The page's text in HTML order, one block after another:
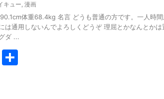
キュー, 漫画
体重68.4kg 名言 どうも普通の方です。一人時
は通用しないんでよろしくどうぞ 理屈とかなんとかは
ダ ...
F